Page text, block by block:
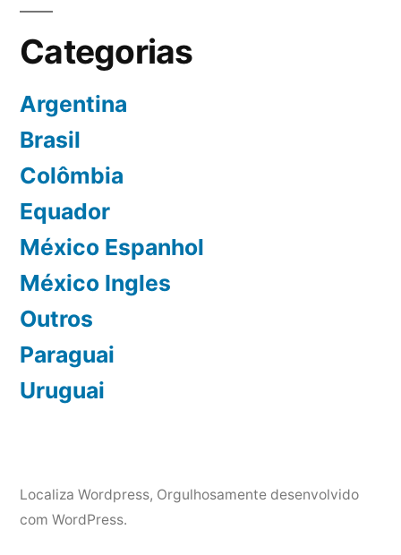
Categorias
Argentina
Brasil
Colômbia
Equador
México Espanhol
México Ingles
Outros
Paraguai
Uruguai
Localiza Wordpress, Orgulhosamente desenvolvido
com WordPress.